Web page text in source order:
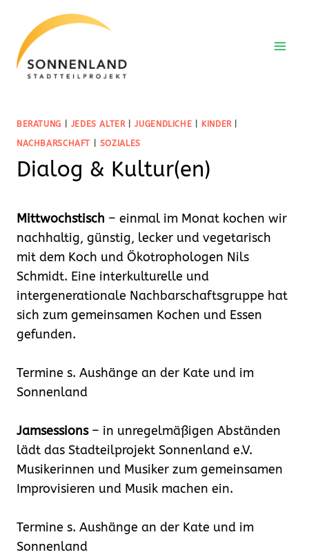
Inhalt
springen
BERATUNG JEDES ALTER|JUGENDLICHE KINDER|
NACHBARSCHAFT
SOZIALES
Dialog & Kultur(en)
Mittwochstisch – einmal im Monat kochen wir
nachhaltig, günstig, lecker und vegetarisch
mit dem Koch und Ökotrophologen Nils
Schmidt. Eine interkulturelle und
intergenerationale Nachbarschaftsgruppe hat
sich zum gemeinsamen Kochen und Essen
gefunden.
Termine s. Aushänge an der Kate und im
Sonnenland
Jamsessions– in unregelmäßigen Abständen
lädt das Stadteilprojekt Sonnenland e.V.
Musikerinnen und Musiker zum gemeinsamen
Improvisieren und Musik machen ein.
Termine s. Aushänge an der Kate und im
Sonnenland